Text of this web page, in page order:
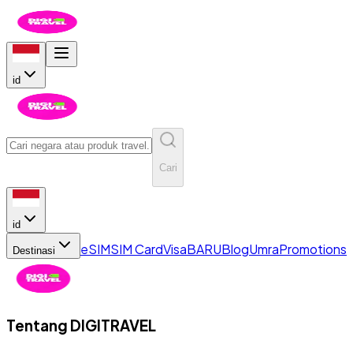
id
Cari
id
Destinasi eSIMSIM CardVisaBARUBlogUmraPromotions
Tentang DIGITRAVEL